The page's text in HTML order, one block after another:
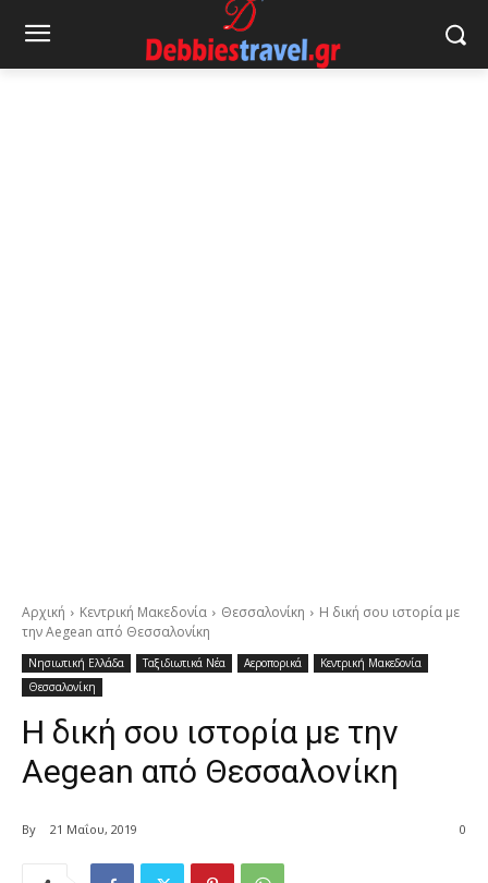
Αρχική Κεντρική Μακεδονία Θεσσαλονίκη
Η δική σου ιστορία με
την Aegean από Θεσσαλονίκη
Νησιωτική Ελλάδα Ταξιδιωτικά Νέα Αεροπορικά
Κεντρική Μακεδονία
Θεσσαλονίκη
Η δική σου ιστορία με την
Aegean από Θεσσαλονίκη
By 21 Μαΐου, 2019 0